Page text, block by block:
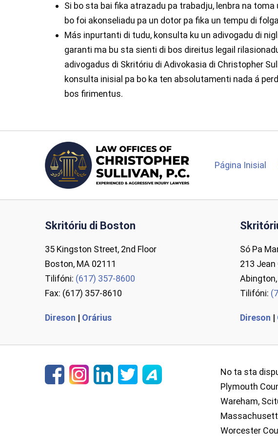
Si bo sta bai fika atrazadu pa trabadju, lenbra na
bo foi akonseliadu pa un dotor pa fika un tempu di
Más inpurtanti di tudu, konsulta ku un adivogadu di
garanti ma bu sta sienti di bos direitus legail
adivogadus di Skritóriu di Adivokasia di Christopher
konsulta inisial pa bo ka ten absolutamenti nada á
bos firimentus.
Página Inisial
Skritóriu di Boston
35 Kingston Street, 2nd Floor
Boston, MA 02111
Tilifóni: (617) 357-8600
Fax: (617) 357-8610
Direson | Orárius
Só Pa
213 Jean
Tilifóni:
Direson |
No ta sta
Plymouth
Wareham,
Worcester